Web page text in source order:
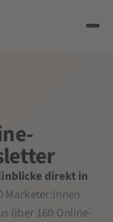
direkt in
Marketer:innen
über 160 Online-